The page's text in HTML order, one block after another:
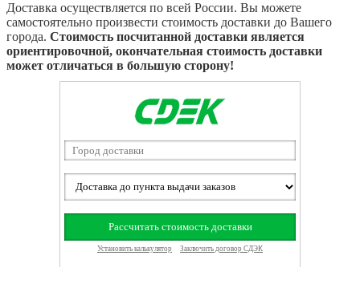
Доставка осуществляется по всей России. Вы можете
самостоятельно произвести стоимость доставки до Вашего
города. Стоимость посчитанной доставки является
ориентировочной, окончательная стоимость доставки
может отличаться в большую сторону!